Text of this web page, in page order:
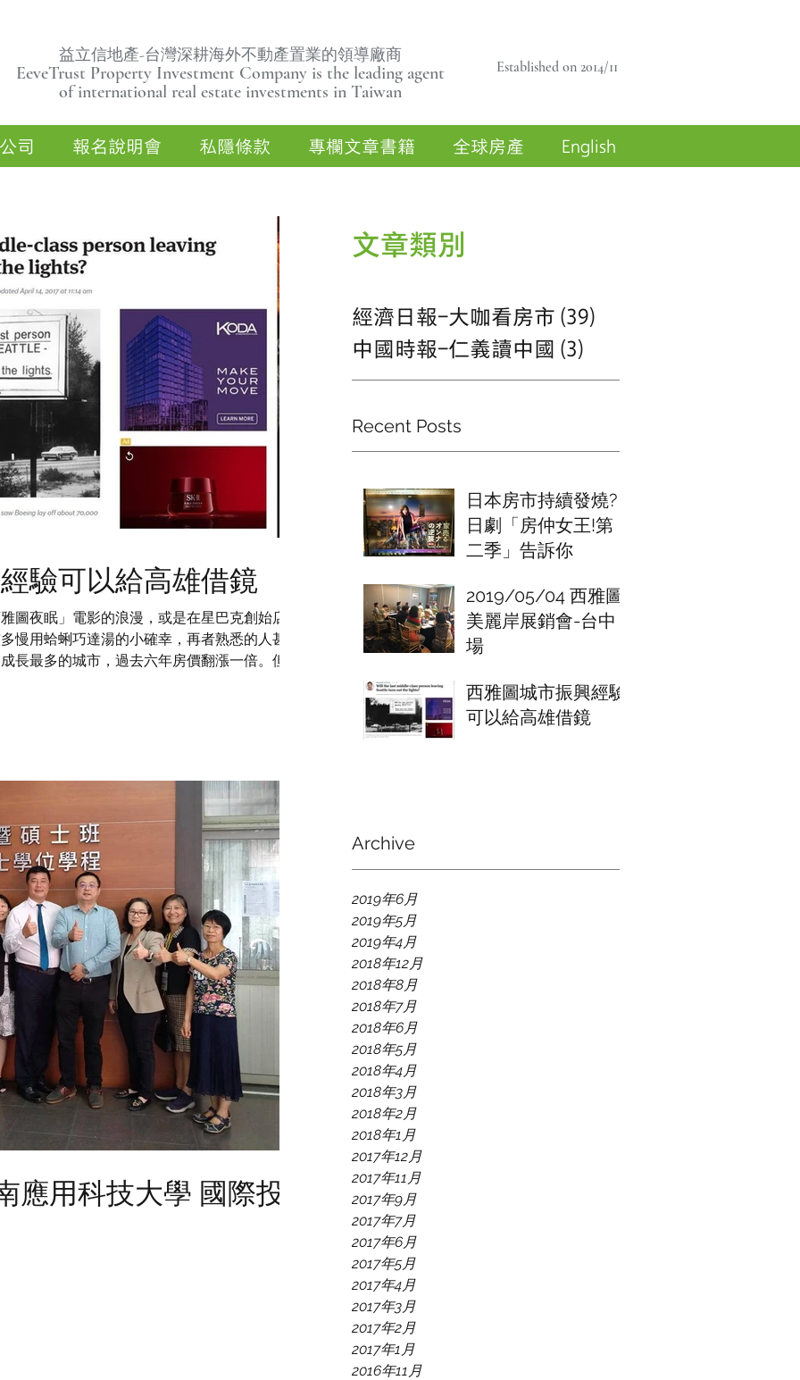
益立信地產-台灣深耕海外不動產置業的領導廠商
EeveTrust Property Investment Company is the leading agent
ofinternational real estate investments in Taiwan
Established on 2014/11
司 報名說明會 私隱條款 專欄文章書籍 全球房產 English
文章類別
經濟日報-大咖看房市 (39)
中國時報-仁義讀中國 (3)
Recent Posts
日本房市持續發燒?
日劇「房仲女王!第
二季」告訴你
2019/05/04 西雅圖
美麗岸展銷會-台中
場
西雅圖城市振興經驗
可以給高雄借鏡
Archive
2019年6月
2019年5月
2019年4月
2018年12月
2018年8月
2018年7月
2018年6月
2018年5月
2018年4月
2018年3月
2018年2月
2018年1月
2017年12月
2017年11月
2017年9月
2017年7月
2017年6月
2017年5月
2017年4月
2017年3月
2017年2月
2017年1月
2016年11月
驗可以給高雄借鏡
圖夜眠」電影的浪漫，或是在星巴克創始店裡
慢用蛤蜊巧達湯的小確幸，再者熟悉的人甚至
長最多的城市，過去六年房價翻漲一倍。但卻
應用科技大學 國際投